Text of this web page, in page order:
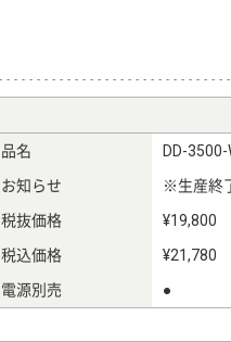
品名
DD-3500-
お知らせ
※生産終
税抜価格
¥19,800
税込価格
¥21,780
電源別売
●